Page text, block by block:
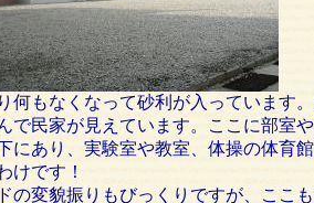
何もなくなって砂利が入っています
で民家が見えています。ここに部室
にあり、実験室や教室、体操の体育
けです！
の変貌振りもびっくりですが、ここ